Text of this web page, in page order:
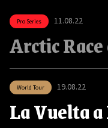
Pro Series 11.08.22
Arctic
World Tour 19.08.22
La Vuelta